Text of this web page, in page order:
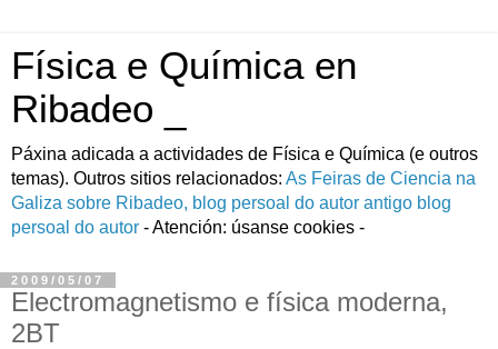
Física e Química en
Ribadeo _
Páxina adicada a actividades de Fí­sica e Quí­mica (e outros
temas). Outros sitios relacionados: As Feiras de Ciencia na
Galiza sobre Ribadeo, blog persoal do autor antigo blog
persoal do autor - Atención: úsanse cookies -
2009/05/07
Electromagnetismo e física moderna,
2BT